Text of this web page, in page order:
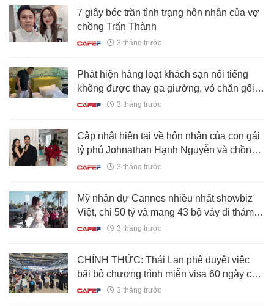
7 giây bóc trần tình trạng hôn nhân của vợ
chồng Trấn Thành
3 tháng trước
Phát hiện hàng loạt khách sạn nổi tiếng
không được thay ga giường, vỏ chăn gối,
khăn tắm và cốc nước sau mỗi lượt khách
3 tháng trước
Cập nhật hiện tại về hôn nhân của con gái
tỷ phú Johnathan Hạnh Nguyễn và chồng
gốc Dubai gây chú ý
3 tháng trước
Mỹ nhân dự Cannes nhiều nhất showbiz
Việt, chi 50 tỷ và mang 43 bộ váy đi thảm
đỏ
3 tháng trước
CHÍNH THỨC: Thái Lan phê duyệt việc
bãi bỏ chương trình miễn visa 60 ngày cho
hơn 90 quốc gia, trong đó có Việt Nam
3 tháng trước